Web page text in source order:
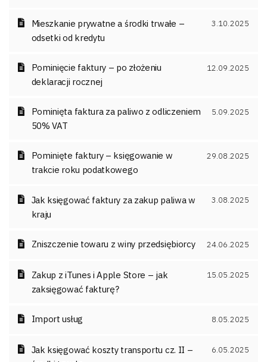
Mieszkanie prywatne a środki trwałe –
odsetki od kredytu
3.10.2025
Pominięcie faktury – po złożeniu
deklaracji rocznej
12.09.2025
Pominięta faktura za paliwo z odliczeniem
50% VAT
5.09.2025
Pominięte faktury – księgowanie w
trakcie roku podatkowego
29.08.2025
Jak księgować faktury za zakup paliwa w
kraju
3.08.2025
Zniszczenie towaru z winy przedsiębiorcy 24.06.2025
Zakup z iTunes i Apple Store – jak
zaksięgować fakturę?
15.05.2025
Import usług 8.05.2025
Jak księgować koszty transportu cz. II –
6.05.2025